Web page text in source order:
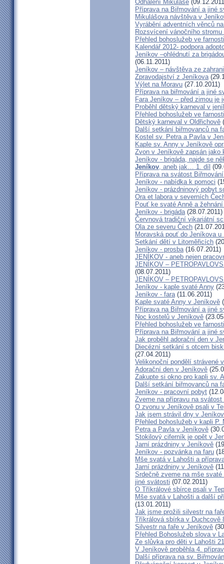
Odhalení Mikuláše
Příprava na Biřmování a jiné
Mikulášova návštěva v
Vyrábění adventních věnců
Rozsvícení vánočního stromu
Přehled bohoslužeb ve
Kalendář 2012- podpora
Jeníkov –ohlédnutí za
(06.11.2011)
Jeníkov – návštěva ze
Zpravodajství z Jeníkova
Výlet na Moravu (27.10.2011)
Příprava na biřmování a jiné
Fara Jeníkov – před zimou je
Proběhl dětský karneval v
Přehled bohoslužeb ve
Dětský karneval v Oldřichově
Další setkání biřmovanců na
Kostel sv. Petra a Pavla v
Kaple sv. Anny v Jeníkově
Zvon v Jeníkově zapsán jako
Jeníkov - brigáda, najde se
Jeníkov, aneb jak… 1. díl
Příprava na svátost
Jeníkov - nabídka k pomoci
Jeníkov - prázdninový pobyt
Ora et labora v severních
Pouť ke svaté Anně a
Jeníkov - brigáda(28.07.2011)
Červnová tradiční vikariátní
Ola ze severu Čech
Moravská pouť do Jeníkova u
Setkání dětí v Litoměřicích
Jeníkov - prosba(16.07.2011)
JENÍKOV - aneb nejen
JENÍKOV –
(08.07.2011)
JENÍKOV –
Jeníkov - kaple svaté Anny
Jeníkov - fara(11.06.2011)
Kaple svaté Anny v Jeníkově
Příprava na Biřmování a jiné
Noc kostelů v Jeníkově
Přehled bohoslužeb ve
Příprava na Biřmování a jiné
Jak proběhl adorační den v
Diecézní setkání s otcem
(27.04.2011)
Velikonoční pondělí strávené
Adorační den v Jeníkově
Zakupte si okno pro kapli sv.
Další setkání biřmovanců na
Jeníkov - pracovní pobyt
Zveme na přípravu na
O zvonu v Jeníkově psali v
Jak jsem strávil dny v
Přehled bohoslužeb v kapli
Petra a Pavla v Jeníkově
Stokilový ciferník je opět v
Jarní prázdniny v Jeníkově
Jeníkov - pozvánka na faru
Mše svatá v Lahošti a
Jarní prázdniny v Jeníkově
Srdečně zveme na mše
jiné svátosti (07.02.2011)
O Tříkrálové sbírce psali v
Mše svatá v Lahošti a další
(13.01.2011)
Jak jsme prožili silvestr na
Tříkrálová sbírka v Duchcově
Silvestr na faře v Jeníkově
Přehled Bohoslužeb slova v
Ze slůvka pro děti v Lahošti
V Jeníkově proběhla 4.
Další příprava na sv.